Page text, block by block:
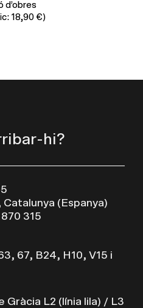
18,90 €)
hi?
(Espanya)
315
67, B24, H10, V15 i
Gràcia L2 (línia lila) / L3